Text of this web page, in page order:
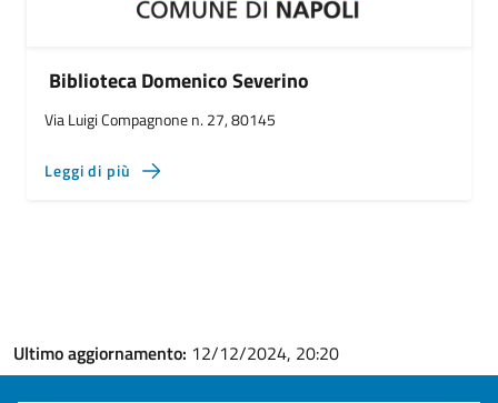
Biblioteca Domenico Severino
Via Luigi Compagnone n. 27, 80145
Leggi di più
Ultimo aggiornamento: 12/12/2024, 20:20